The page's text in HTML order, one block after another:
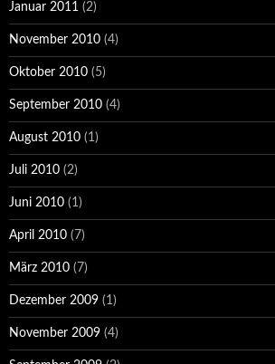
Januar 2011 (2)
November 2010 (4)
Oktober 2010 (5)
September 2010 (4)
August 2010 (1)
Juli 2010 (2)
Juni 2010 (1)
April 2010 (7)
März 2010 (7)
Dezember 2009 (1)
November 2009 (4)